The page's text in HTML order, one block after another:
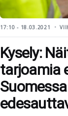
17:10 - 18.03.2021
Kysely:
tarjoamia